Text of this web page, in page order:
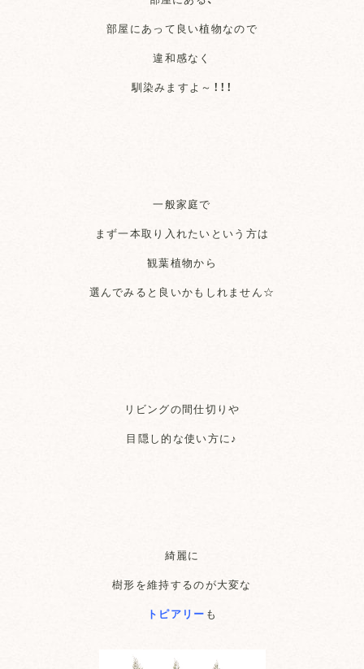
部屋にあって良い植物なので
違和感なく
馴染みますよ～！！！
一般家庭で
まず一本取り入れたいという方は
観葉植物から
選んでみると良いかもしれません☆
リビングの間仕切りや
目隠し的な使い方に♪
綺麗に
樹形を維持するのが大変な
トピアリー も